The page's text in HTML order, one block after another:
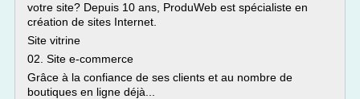
votre site? Depuis 10 ans, ProduWeb est spécialiste en
création de sites Internet.
Site vitrine
02. Site e-commerce
Grâce à la confiance de ses clients et au nombre de
boutiques en ligne déjà...